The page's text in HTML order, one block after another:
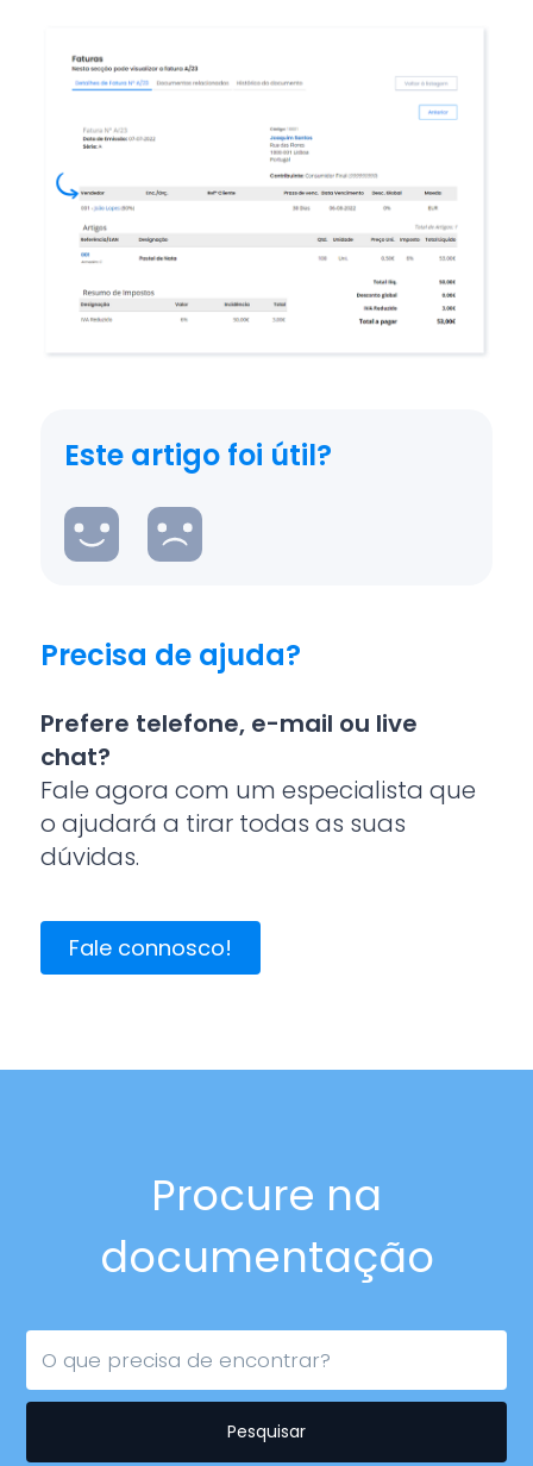
Este artigo foi útil?
Precisa de ajuda?
Prefere telefone, e-mail ou live
chat?
Fale agora com um especialista que
o ajudará a tirar todas as suas
dúvidas.
Fale connosco!
Procure na
documentação
Pesquisar